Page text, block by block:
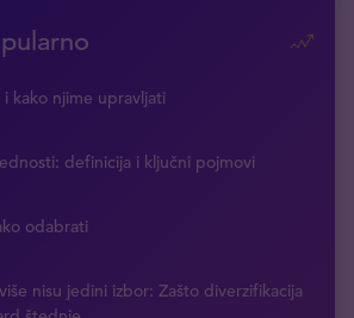
kako njime upravljati
definicija i ključni pojmovi
odabrati
nisu jedini izbor: Zašto diverzifikacija